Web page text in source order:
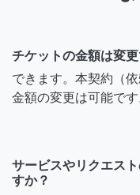
チケットの金額は変
できます。本契約（
金額の変更は可能です
サービスやリクエス
すか？